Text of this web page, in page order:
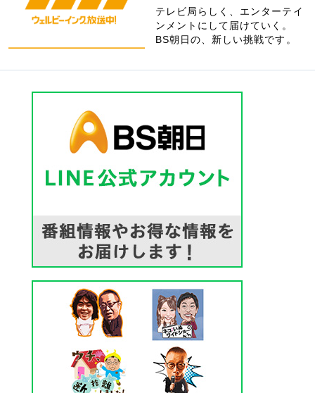
テレビ局らしく、エンターテイ
ンメントにして届けていく。
BS朝日の、新しい挑戦です。